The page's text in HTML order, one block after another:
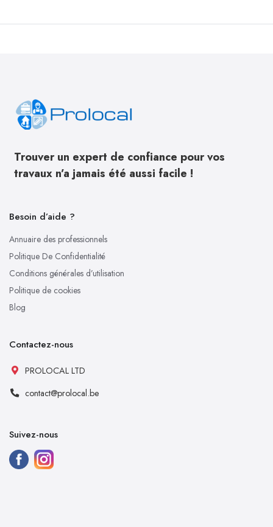
Trouver un expert de confiance pour vos
travaux n’a jamais été aussi facile !
Besoin d’aide ?
Annuaire des professionnels
Politique De Confidentialité
Conditions générales d’utilisation
Politique de cookies
Blog
Contactez-nous
PROLOCAL LTD
contact@prolocal.be
Suivez-nous